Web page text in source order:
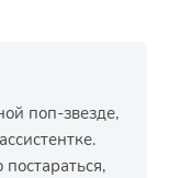
поп-звезде,